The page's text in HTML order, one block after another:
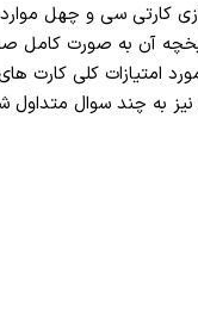
کارتی سی و چهل
آن به صورت کامل
امتیازات کلی کارت
به چند سوال متداول